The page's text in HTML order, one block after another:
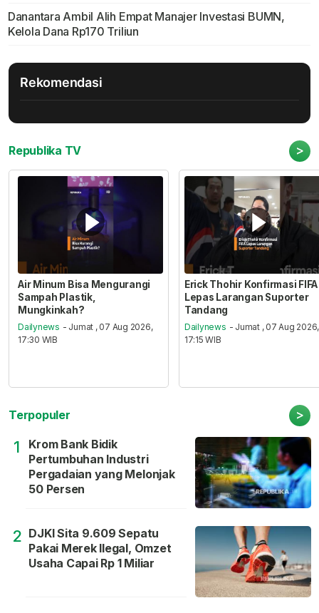
Danantara Ambil Alih Empat Manajer Investasi BUMN,
Kelola Dana Rp170 Triliun
Rekomendasi
Republika TV >
Air Minum Bisa Mengurangi
Sampah Plastik,
Mungkinkah?
Dailynews - Jumat , 07 Aug 2026,
17:30 WIB
Erick Thohir Konfirmasi FIFA
Lepas Larangan Suporter
Tandang
Dailynews - Jumat , 07 Aug 2026,
17:15 WIB
Terpopuler >
1
Krom Bank Bidik
Pertumbuhan Industri
Pergadaian yang Melonjak
50 Persen
2 DJKI Sita 9.609 Sepatu
Pakai Merek Ilegal, Omzet
Usaha Capai Rp 1 Miliar